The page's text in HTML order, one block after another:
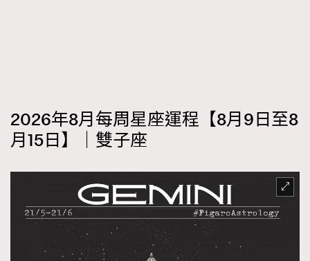
2026年8月每周星座運程【8月9日至8
月15日】｜雙子座